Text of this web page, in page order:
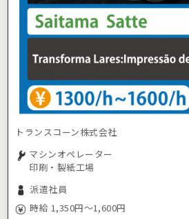
トランスコーン株式会社
マシンオペレーター
印刷・製紙工場
派遣社員
時給 1,350円～1,600円